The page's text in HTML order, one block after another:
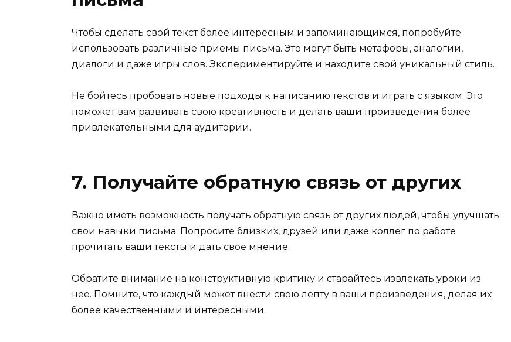
Чтобы сделать свой текст более интересным и запоминающимся, попробуйте
использовать различные приемы письма. Это могут быть метафоры, аналогии,
диалоги и даже игры слов. Экспериментируйте и находите свой уникальный стиль.
Не бойтесь пробовать новые подходы к написанию текстов и играть с языком. Это
поможет вам развивать свою креативность и делать ваши произведения более
привлекательными для аудитории.
7. Получайте обратную связь от других
Важно иметь возможность получать обратную связь от других людей, чтобы улучшать
свои навыки письма. Попросите близких, друзей или даже коллег по работе
прочитать ваши тексты и дать свое мнение.
Обратите внимание на конструктивную критику и старайтесь извлекать уроки из
нее. Помните, что каждый может внести свою лепту в ваши произведения, делая их
более качественными и интересными.